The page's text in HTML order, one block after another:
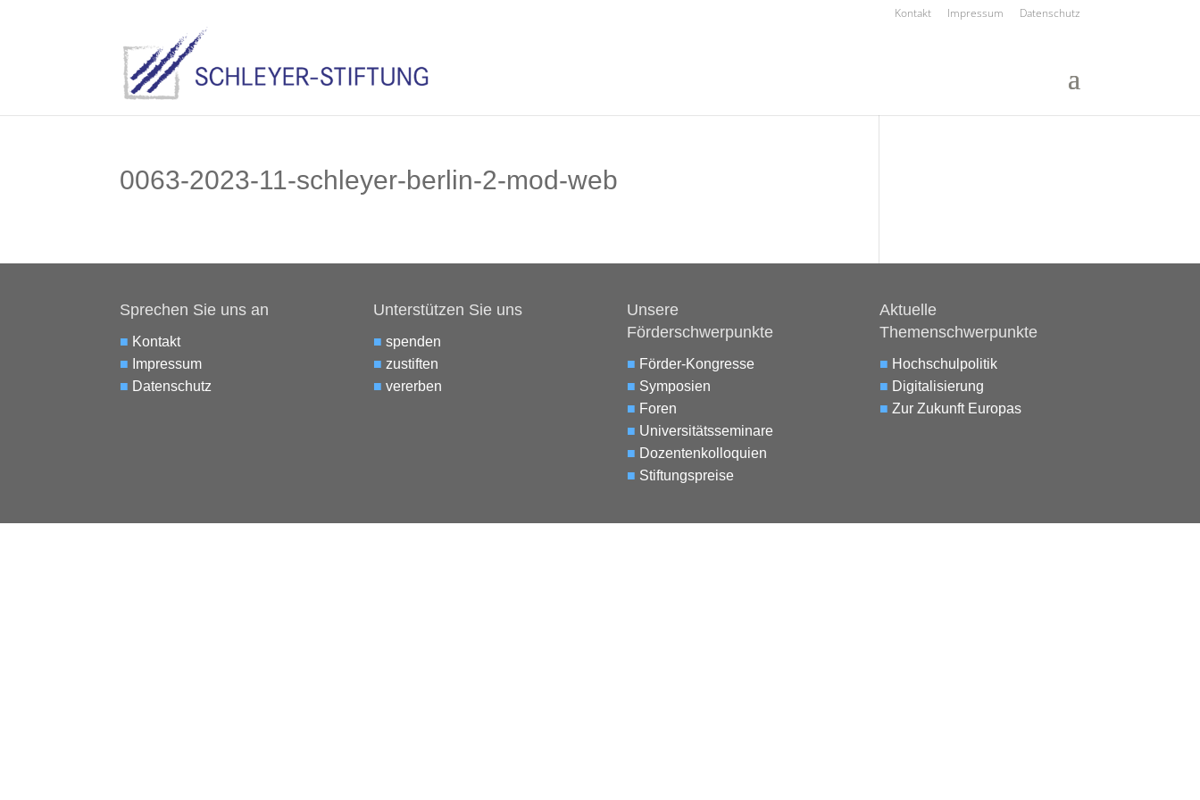
Kontakt Impressum Datenschutz
0063-2023-11-schleyer-berlin-2-mod-web
Sprechen Sie uns an
■ Kontakt
■ Impressum
■ Datenschutz
Unterstützen Sie uns
■ spenden
■ zustiften
■ vererben
Unsere
Förderschwerpunkte
■ Förder-Kongresse
■ Symposien
■ Foren
■ Universitätsseminare
■ Dozentenkolloquien
■ Stiftungspreise
Aktuelle
Themenschwerpunkte
■ Hochschulpolitik
■ Digitalisierung
■ Zur Zukunft Europas